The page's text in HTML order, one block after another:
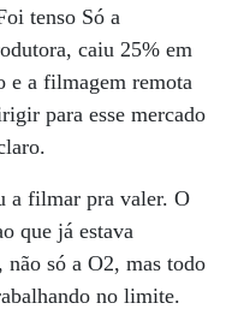
tenso Só a
caiu 25% em
e a filmagem remota
para esse mercado
a filmar pra valer. O
que já estava
não só a O2, mas todo
no limite.